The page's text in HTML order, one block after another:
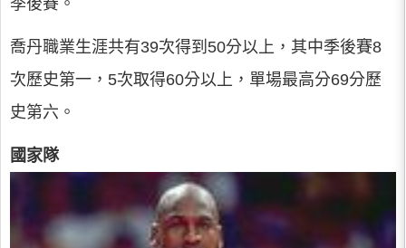
季後賽。
喬丹職業生涯共有39次得到50分以上，其中季後賽8
次歷史第一，5次取得60分以上，單場最高分69分歷
史第六。
國家隊